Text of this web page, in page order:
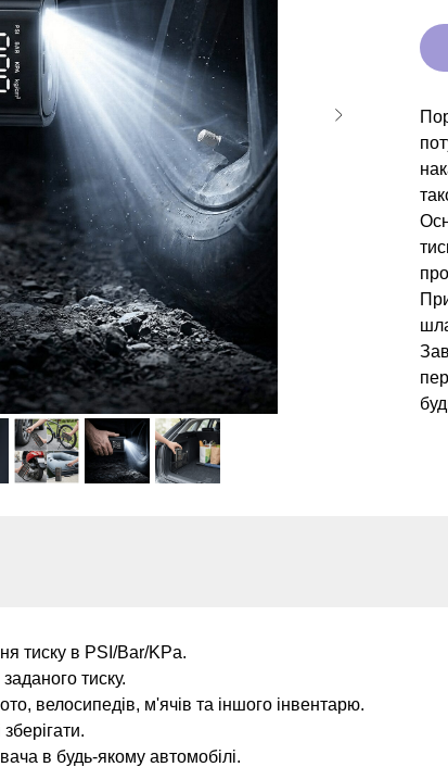
тиску в PSI/Bar/KPa.
тиску.
велосипедів, м'ячів та іншого інвентарю.
в будь-якому автомобілі.